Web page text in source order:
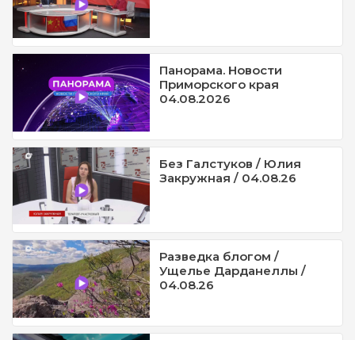
Панорама. Новости
Приморского края
04.08.2026
Без Галстуков / Юлия
Закружная / 04.08.26
Разведка блогом /
Ущелье Дарданеллы /
04.08.26